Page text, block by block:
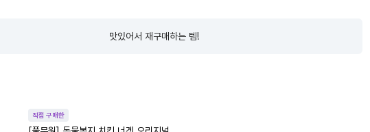
맛있어서 재구매하는 템!
직접 구매한